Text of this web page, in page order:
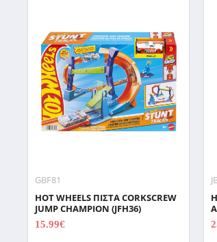
GBF81
HOT WHEELS ΠΙΣΤΑ CORKSCREW
JUMP CHAMPION (JFH36)
15.99€